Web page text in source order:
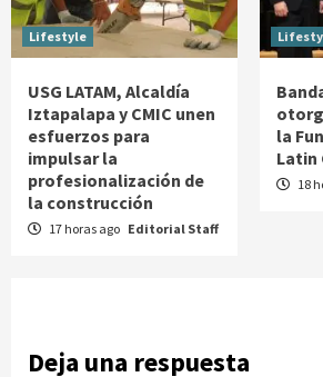
Lifestyle
USG LATAM, Alcaldía
Iztapalapa y CMIC unen
esfuerzos para
impulsar la
profesionalización de
la construcción
17 horas ago Editorial Staff
la
Latin
18
Deja una respuesta